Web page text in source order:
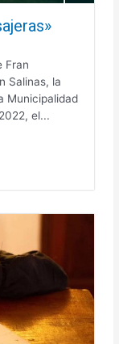
Fran
Salinas, la
Municipalidad
el...